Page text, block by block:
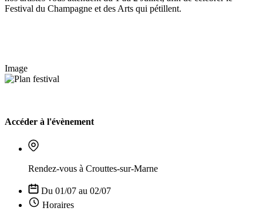
Festival du Champagne et des Arts qui pétillent.
Image
Accéder à l'évènement
Rendez-vous à Crouttes-sur-Marne
Du 01/07 au 02/07
Horaires